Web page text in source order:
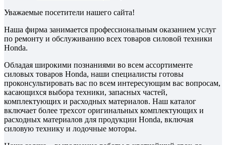
Уважаемые посетители нашего сайта!
Наша фирма занимается профессиональным оказанием услуг
по ремонту и обслуживанию всех товаров силовой техники
Honda.
Обладая широкими познаниями во всем ассортименте
силовых товаров Honda, наши специалисты готовы
проконсультировать вас по всем интересующим вас вопросам,
касающихся выбора техники, запасных частей,
комплектующих и расходных материалов. Наш каталог
включает более трехсот оригинальных комплектующих и
расходных материалов для продукции Honda, включая
силовую технику и лодочные моторы.